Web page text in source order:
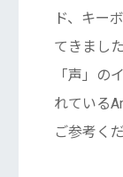
ド、キー
てきまし
「声」の
れている
ご参考く